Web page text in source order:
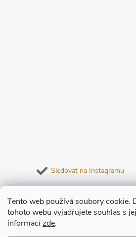
Tento web používá soubory cookie.
tohoto webu vyjadřujete souhlas s
informacízde.
Sledovat na Instagramu
Informace pro vás